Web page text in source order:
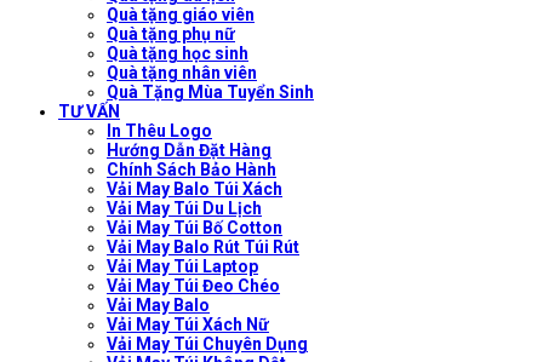
Quà tặng giáo viên
Quà tặng phụ nữ
Quà tặng học sinh
Quà tặng nhân viên
Quà Tặng Mùa Tuyển Sinh
TƯ VẤN
In Thêu Logo
Hướng Dẫn Đặt Hàng
Chính Sách Bảo Hành
Vải May Balo Túi Xách
Vải May Túi Du Lịch
Vải May Túi Bố Cotton
Vải May Balo Rút Túi Rút
Vải May Túi Laptop
Vải May Túi Đeo Chéo
Vải May Balo
Vải May Túi Xách Nữ
Vải May Túi Chuyên Dụng